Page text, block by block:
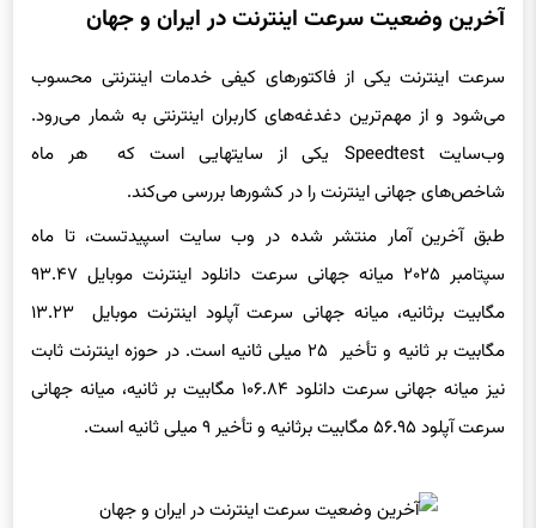
آخرین وضعیت سرعت اینترنت در ایران و جهان
سرعت اینترنت یکی از فاکتورهای کیفی خدمات اینترنتی محسوب
می‌شود و از مهم‌ترین دغدغه‌های کاربران اینترنتی به شمار می‌رود.
وب‌سایت Speedtest یکی از سایتهایی است که هر ماه
شاخص‌های جهانی اینترنت را در کشورها بررسی می‌کند.
طبق آخرین آمار منتشر شده در وب سایت اسپیدتست، تا ماه
سپتامبر ۲۰۲۵ میانه جهانی سرعت دانلود اینترنت موبایل ۹۳.۴۷
مگابیت برثانیه، میانه جهانی سرعت آپلود اینترنت موبایل ۱۳.۲۳
مگابیت بر ثانیه و تأخیر ۲۵ میلی ثانیه است. در حوزه اینترنت ثابت
نیز میانه جهانی سرعت دانلود ۱۰۶.۸۴ مگابیت بر ثانیه، میانه جهانی
سرعت آپلود ۵۶.۹۵ مگابیت برثانیه و تأخیر ۹ میلی ثانیه است.